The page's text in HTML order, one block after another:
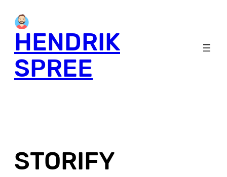
content
HENDRIK
SPREE
STORIFY